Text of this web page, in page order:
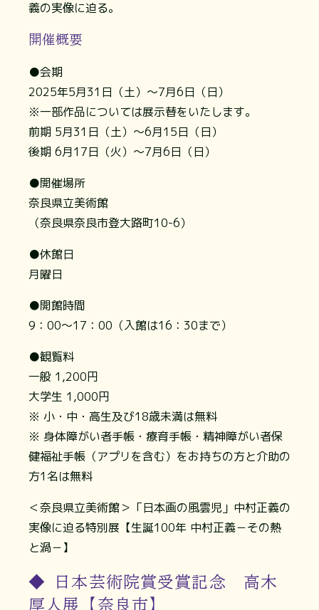
義の実像に迫る。
開催概要
●会期
2025年5月31日（土）～7月6日（日）
※一部作品については展示替をいたします。
前期 5月31日（土）～6月15日（日）
後期 6月17日（火）～7月6日（日）
●開催場所
奈良県立美術館
（奈良県奈良市登大路町10-6）
●休館日
月曜日
●開館時間
9：00～17：00（入館は16：30まで）
●観覧料
一般 1,200円
大学生 1,000円
※ 小・中・高生及び18歳未満は無料
※ 身体障がい者手帳・療育手帳・精神障がい者保
健福祉手帳（アプリを含む）をお持ちの方と介助の
方1名は無料
＜奈良県立美術館＞「日本画の風雲児」中村正義の
実像に迫る特別展【生誕100年 中村正義－その熱
と渦－】
◆ 日本芸術院賞受賞記念 高木
厚人展【奈良市】